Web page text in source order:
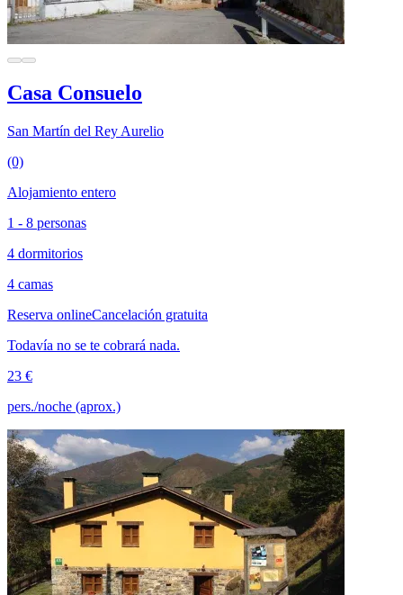
Casa Consuelo
San Martín del Rey Aurelio
(0)
Alojamiento entero
1 - 8 personas
4 dormitorios
4 camas
Reserva onlineCancelación gratuita
Todavía no se te cobrará nada.
23 €
pers./noche (aprox.)